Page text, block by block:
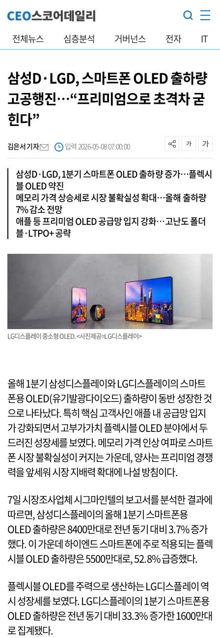
전체뉴스 심층분석 거버넌스 전자 IT
삼성D·LGD, 스마트폰 OLED 출하량
고공행진…“프리미엄으로 초격차 굳
힌다”
김은서 기자 입력 2026-05-08 07:00:00
삼성D·LGD, 1분기 스마트폰 OLED 출하량 증가…플렉시
블 OLED 약진
메모리 가격 상승세로 시장 불확실성 확대…올해 출하량
7% 감소 전망
애플 등 프리미엄 OLED 공급망 입지 강화…고난도 폴더
블·LTPO+ 공략
LG디스플레이 중소형 OLED. <사진제공=LG디스플레이>
올해 1분기 삼성디스플레이와 LG디스플레이의 스마트
폰용 OLED(유기발광다이오드) 출하량이 동반 성장한 것
으로 나타났다. 특히 핵심 고객사인 애플 내 공급망 입지
가 강화되면서 고부가가치 플렉시블 OLED 분야에서 두
드러진 성장세를 보였다. 메모리 가격 인상 여파로 스마트
폰 시장 불확실성이 커지는 가운데, 양사는 프리미엄 경쟁
력을 앞세워 시장 지배력 확대에 나설 방침이다.
7일 시장조사업체 시그마인텔의 보고서를 분석한 결과에
따르면, 삼성디스플레이의 올해 1분기 스마트폰용
OLED 출하량은 8400만대로 전년 동기 대비 3.7% 증가
했다. 이 가운데 하이엔드 스마트폰에 주로 적용되는 플렉
시블 OLED 출하량은 5500만대로, 52.8% 급증했다.
플렉시블 OLED를 주력으로 생산하는 LG디스플레이 역
시 성장세를 보였다. LG디스플레이의 1분기 스마트폰용
OLED 출하량은 전년 동기 대비 33.3% 증가한 1600만대
로 집계됐다.